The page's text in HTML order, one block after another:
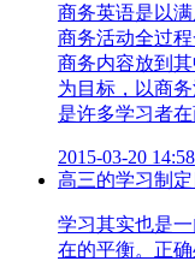
商务英语是以
商务活动全过
商务内容放到
为目标，以商
是许多学习者
2015-03-20 14:58
高三的学习制
学习其实也是
在的平衡。正